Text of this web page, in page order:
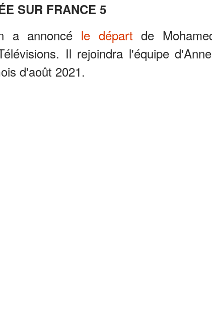
SUR FRANCE 5
a annoncé le départ de
Il rejoindra l'équipe
d'août 2021.